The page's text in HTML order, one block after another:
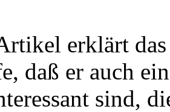
erklärt
daß er auch
sind,